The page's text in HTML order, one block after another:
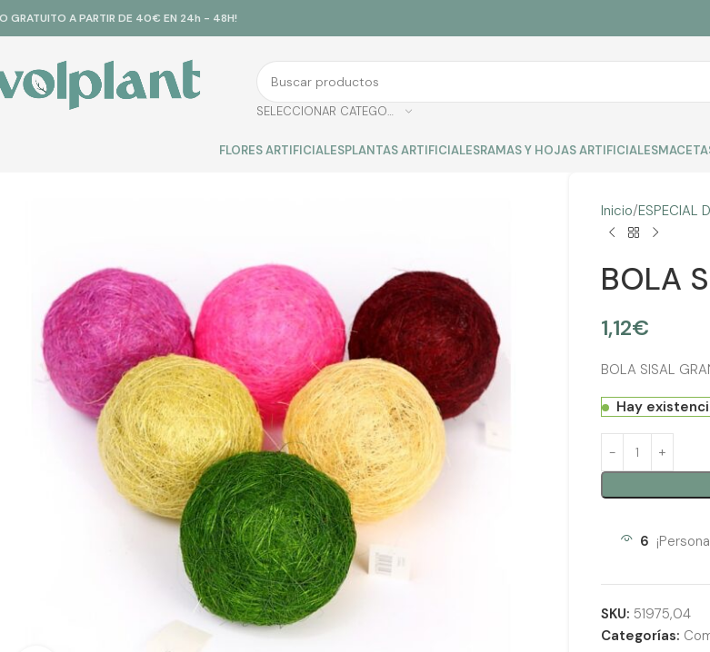
GRATUITO A PARTIR DE 40€ EN 24h - 48H!
SELECCIONAR CATEGORÍA
FLORES ARTIFICIALESPLANTAS ARTIFICIALESRAMAS Y HOJAS ARTIFICIALES
Inicio ESPECIAL
BOLA
1,12€
BOLA SISAL
Hay
6
SKU: 51975,04
Categorías: